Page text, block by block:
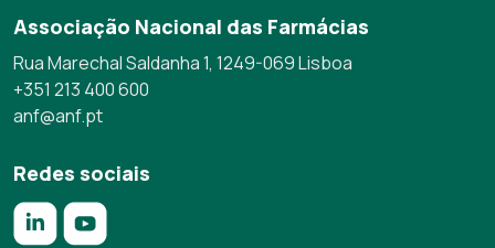
Associação Nacional das Farmácias
Rua Marechal Saldanha 1, 1249-069 Lisboa
+351 213 400 600
anf@anf.pt
Redes sociais